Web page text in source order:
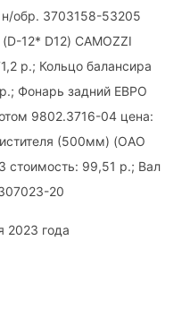
обр. 3703158-53205
12* D12) CAMOZZI
р.; Кольцо балансира
Фонарь задний ЕВРО
9802.3716-04 цена:
(500мм) (ОАО
стоимость: 99,51 р.; Вал
20
2023 года